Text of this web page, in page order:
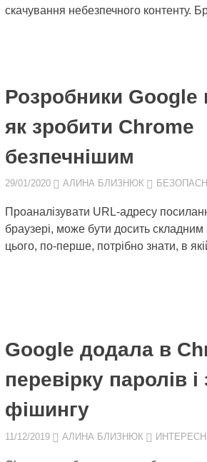
скачування небезпечного контенту.
Розробники Google
як зробити Chrome
безпечнішим
29/01/2020 АЛИНА БЛИЗНЮК
Проаналізувати URL-адресу
браузері, може бути досить
цього, по-перше, потрібно знати, в
Google додала в
перевірку паролів і
фішингу
11/12/2019 АЛИНА БЛИЗНЮК